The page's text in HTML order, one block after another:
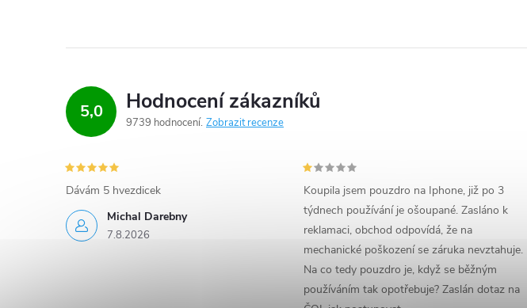
5,0 Hodnocení zákazníků
9739 hodnocení Zobrazit recenze
Michal Darebny
7.8.2026
Dávám 5 hvezdicek
Koupila jsem pouzdro na Iphone, již po 3
týdnech používání je ošoupané. Zasláno k
reklamaci, obchod odpovídá, že na
mechanické poškození se záruka nevztahuje.
Na co tedy pouzdro je, když se běžným
používáním tak opotřebuje? Zaslán dotaz na